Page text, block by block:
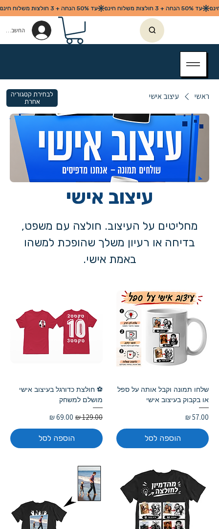
החשבון שלי
ראשי עיצוב אישי
עיצוב אישי
מחליטים על העיצוב. חולצה עם משפט,
בדיחה או רעיון משלך שהופכת למשהו
באמת אישי.
שלחו תמונה וקבל אותה על ספל
או בקבוק בעיצוב אישי
מחיר
הוספה לסל
⚽ חולצת כדורגל בעיצוב אישי
מושלם למשחק
מחיר רגיל מחיר מבצע
הוספה לסל
לבחירת קטגוריה
אחרת